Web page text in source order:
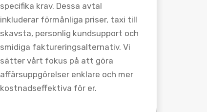
specifika krav. Dessa avtal
inkluderar förmånliga priser, taxi till
skavsta, personlig kundsupport och
smidiga faktureringsalternativ. Vi
sätter vårt fokus på att göra
affärsuppgörelser enklare och mer
kostnadseffektiva för er.